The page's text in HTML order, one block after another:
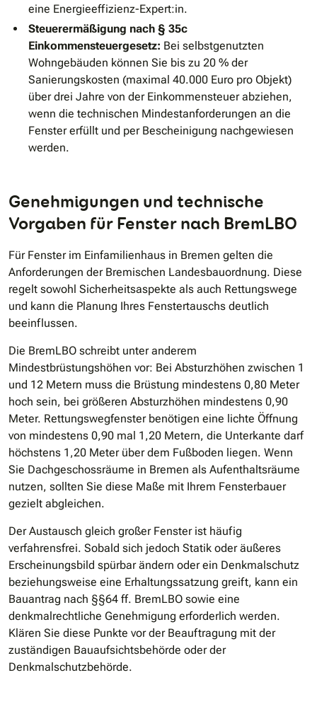
eine Energieeffizienz-Expert:in.
Steuerermäßigung nach § 35c
Einkommensteuergesetz: Bei selbstgenutzten
Wohngebäuden können Sie bis zu 20 % der
Sanierungskosten (maximal 40.000 Euro pro Objekt)
über drei Jahre von der Einkommensteuer abziehen,
wenn die technischen Mindestanforderungen an die
Fenster erfüllt und per Bescheinigung nachgewiesen
werden.
Genehmigungen und technische
Vorgaben für Fenster nach BremLBO
Für Fenster im Einfamilienhaus in Bremen gelten die
Anforderungen der Bremischen Landesbauordnung. Diese
regelt sowohl Sicherheitsaspekte als auch Rettungswege
und kann die Planung Ihres Fenstertauschs deutlich
beeinflussen.
Die BremLBO schreibt unter anderem
Mindestbrüstungshöhen vor: Bei Absturzhöhen zwischen 1
und 12 Metern muss die Brüstung mindestens 0,80 Meter
hoch sein, bei größeren Absturzhöhen mindestens 0,90
Meter. Rettungswegfenster benötigen eine lichte Öffnung
von mindestens 0,90 mal 1,20 Metern, die Unterkante darf
höchstens 1,20 Meter über dem Fußboden liegen. Wenn
Sie Dachgeschossräume in Bremen als Aufenthaltsräume
nutzen, sollten Sie diese Maße mit Ihrem Fensterbauer
gezielt abgleichen.
Der Austausch gleich großer Fenster ist häufig
verfahrensfrei. Sobald sich jedoch Statik oder äußeres
Erscheinungsbild spürbar ändern oder ein Denkmalschutz
beziehungsweise eine Erhaltungssatzung greift, kann ein
Bauantrag nach §§64 ff. BremLBO sowie eine
denkmalrechtliche Genehmigung erforderlich werden.
Klären Sie diese Punkte vor der Beauftragung mit der
zuständigen Bauaufsichtsbehörde oder der
Denkmalschutzbehörde.